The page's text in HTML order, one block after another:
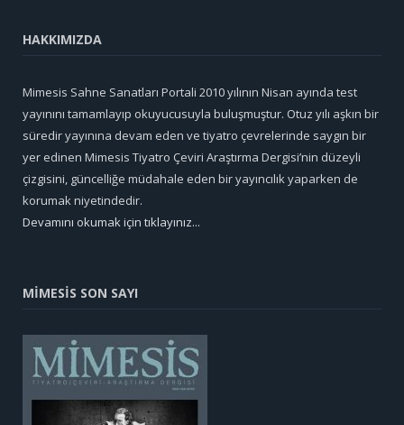
HAKKIMIZDA
Mimesis Sahne Sanatları Portali 2010 yılının Nisan ayında test
yayınını tamamlayıp okuyucusuyla buluşmuştur. Otuz yılı aşkın bir
süredir yayınına devam eden ve tiyatro çevrelerinde saygın bir
yer edinen Mimesis Tiyatro Çeviri Araştırma Dergisi’nin düzeyli
çizgisini, güncelliğe müdahale eden bir yayıncılık yaparken de
korumak niyetindedir.
Devamını okumak için tıklayınız...
MİMESİS SON SAYI